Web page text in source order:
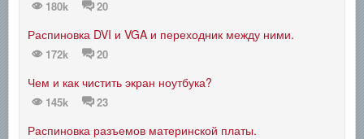
180k 20
Распиновка DVI и VGA и переходник между ними.
172k 20
Чем и как чистить экран ноутбука?
145k 23
Распиновка разъемов материнской платы.